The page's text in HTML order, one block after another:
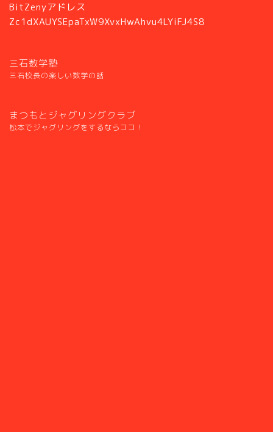
BitZenyアドレス
Zc1dXAUYSEpaTxW9XvxHwAhvu4LYiFJ4S8
三石数学塾
三石校長の楽しい数学の話
まつもとジャグリングクラブ
松本でジャグリングをするならココ！